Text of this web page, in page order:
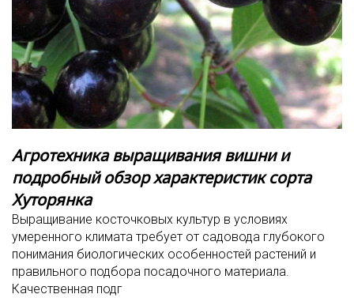
Агротехника выращивания вишни и
подробный обзор характеристик сорта
Хуторянка
Выращивание косточковых культур в условиях
умеренного климата требует от садовода глубокого
понимания биологических особенностей растений и
правильного подбора посадочного материала.
Качественная подг